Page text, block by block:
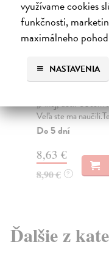
využívame cookies
funkčnosti,
maximálneho
NASTAVENIA
Opičiak
škole
„Ahoj, deti! Už som
Veľa ste ma
Do 5 dní
8,63 €
8,90 € ?
Ďalšie z